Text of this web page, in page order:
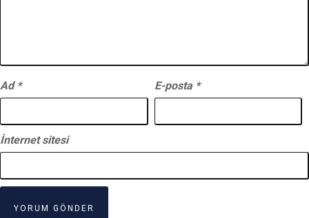
Ad * E-posta *
İnternet sitesi